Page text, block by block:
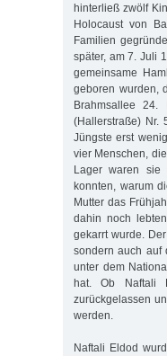
hinterließ zwölf
Holocaust von
Familien
später, am 7. Juli
gemeinsame
geboren wurden,
Brahmsallee
(Hallerstraße) Nr.
Jüngste erst
vier Menschen,
Lager waren sie
konnten, warum
Mutter das
dahin noch
gekarrt wurde.
sondern auch auf
unter dem
hat. Ob Naftali
zurückgelassen
werden.
Naftali Eldod